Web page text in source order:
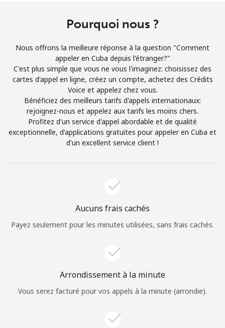
Bonjour!
Identifiez-vous ou INSCRIVEZ-VOUS →
Rappel du mot de passe →
Login
Continue avec
Pourquoi nous ?
Nous offrons la meilleure réponse à la question "Comment
appeler en Cuba depuis l'étranger?"
C'est plus simple que vous ne vous l'imaginez: choisissez des
cartes d'appel en ligne, créez un compte, achetez des Crédits
Voice et appelez chez vous.
Bénéficiez des meilleurs tarifs d'appels internationaux:
rejoignez-nous et appelez aux tarifs les moins chers.
Profitez d'un service d'appel abordable et de qualité
exceptionnelle, d'applications gratuites pour appeler en Cuba et
d'un excellent service client !
Aucuns frais cachés
Payez seulement pour les minutes utilisées, sans frais cachés.
Arrondissement à la minute
Vous serez facturé pour vos appels à la minute (arrondie).